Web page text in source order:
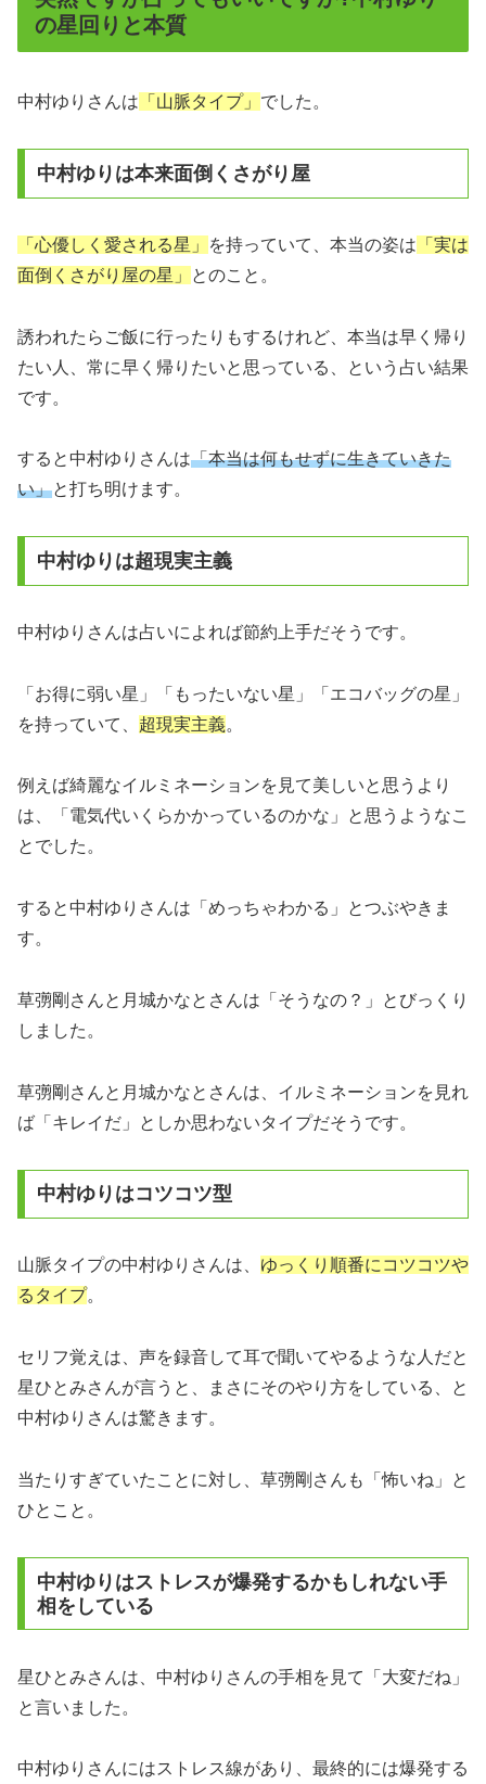
の星回りと本質
中村ゆりさんは 「山脈タイプ」 でした。
中村ゆりは本来面倒くさがり屋
「心優しく愛される星」 を持っていて、本当の姿は 「実は
面倒くさがり屋の星」
とのこと。
誘われたらご飯に行ったりもするけれど、本当は早く帰り
たい人、常に早く帰りたいと思っている、という占い結果
です。
すると中村ゆりさんは「本当は何もせずに生きていきた
い」と打ち明けます。
中村ゆりは超現実主義
中村ゆりさんは占いによれば節約上手だそうです。
「お得に弱い星」「もったいない星」「エコバッグの星」
を持っていて、 超現実主義。
例えば綺麗なイルミネーションを見て美しいと思うより
は、「電気代いくらかかっているのかな」と思うようなこ
とでした。
すると中村ゆりさんは「めっちゃわかる」とつぶやきま
す。
草彅剛さんと月城かなとさんは「そうなの？」とびっくり
しました。
草彅剛さんと月城かなとさんは、イルミネーションを見れ
ば「キレイだ」としか思わないタイプだそうです。
中村ゆりはコツコツ型
山脈タイプの中村ゆりさんは、 ゆっくり順番にコツコツや
るタイプ。
セリフ覚えは、声を録音して耳で聞いてやるような人だと
星ひとみさんが言うと、まさにそのやり方をしている、と
中村ゆりさんは驚きます。
当たりすぎていたことに対し、草彅剛さんも「怖いね」と
ひとこと。
中村ゆりはストレスが爆発するかもしれない手
相をしている
星ひとみさんは、中村ゆりさんの手相を見て「大変だね」
と言いました。
中村ゆりさんにはストレス線があり、最終的には爆発する